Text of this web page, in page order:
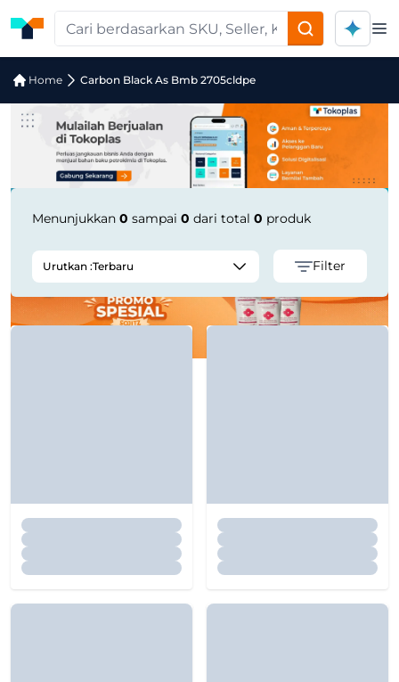
Home Carbon Black As Bmb 2705cldpe
Jual Carbon Black As Bmb
Menunjukkan 0 sampai 0 dari total 0 produk
Urutkan :Terbaru Filter